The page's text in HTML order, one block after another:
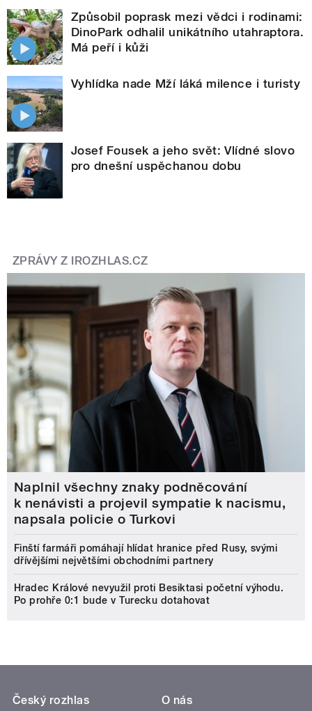
Způsobil poprask mezi vědci i rodinami:
DinoPark odhalil unikátního utahraptora.
Má peří i kůži
Vyhlídka nade Mží láká milence i turisty
Josef Fousek a jeho svět: Vlídné slovo
pro dnešní uspěchanou dobu
ZPRÁVY Z IROZHLAS.CZ
Naplnil všechny znaky podněcování
k nenávisti a projevil sympatie k nacismu,
napsala policie o Turkovi
Finští farmáři pomáhají hlídat hranice před Rusy, svými
dřívějšími největšími obchodními partnery
Hradec Králové nevyužil proti Besiktasi početní výhodu.
Po prohře 0:1 bude v Turecku dotahovat
Český rozhlas
O nás